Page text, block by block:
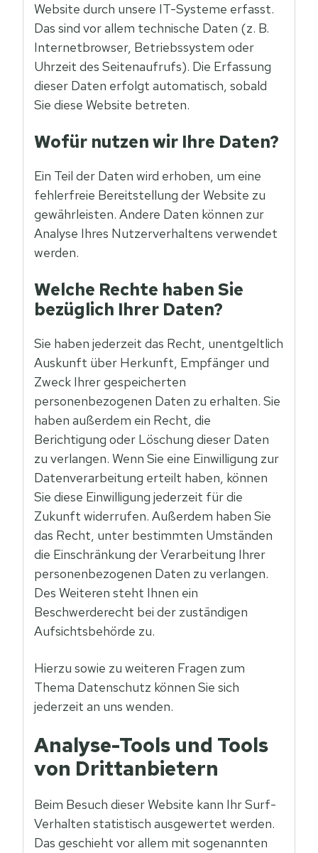
Website durch unsere IT-Systeme erfasst.
Das sind vor allem technische Daten (z. B.
Internetbrowser, Betriebssystem oder
Uhrzeit des Seitenaufrufs). Die Erfassung
dieser Daten erfolgt automatisch, sobald
Sie diese Website betreten.
Wofür nutzen wir Ihre Daten?
Ein Teil der Daten wird erhoben, um eine
fehlerfreie Bereitstellung der Website zu
gewährleisten. Andere Daten können zur
Analyse Ihres Nutzerverhaltens verwendet
werden.
Welche Rechte haben Sie
bezüglich Ihrer Daten?
Sie haben jederzeit das Recht, unentgeltlich
Auskunft über Herkunft, Empfänger und
Zweck Ihrer gespeicherten
personenbezogenen Daten zu erhalten. Sie
haben außerdem ein Recht, die
Berichtigung oder Löschung dieser Daten
zu verlangen. Wenn Sie eine Einwilligung zur
Datenverarbeitung erteilt haben, können
Sie diese Einwilligung jederzeit für die
Zukunft widerrufen. Außerdem haben Sie
das Recht, unter bestimmten Umständen
die Einschränkung der Verarbeitung Ihrer
personenbezogenen Daten zu verlangen.
Des Weiteren steht Ihnen ein
Beschwerderecht bei der zuständigen
Aufsichtsbehörde zu.
Hierzu sowie zu weiteren Fragen zum
Thema Datenschutz können Sie sich
jederzeit an uns wenden.
Analyse-Tools und Tools
von Dritt­anbietern
Beim Besuch dieser Website kann Ihr Surf-
Verhalten statistisch ausgewertet werden.
Das geschieht vor allem mit sogenannten